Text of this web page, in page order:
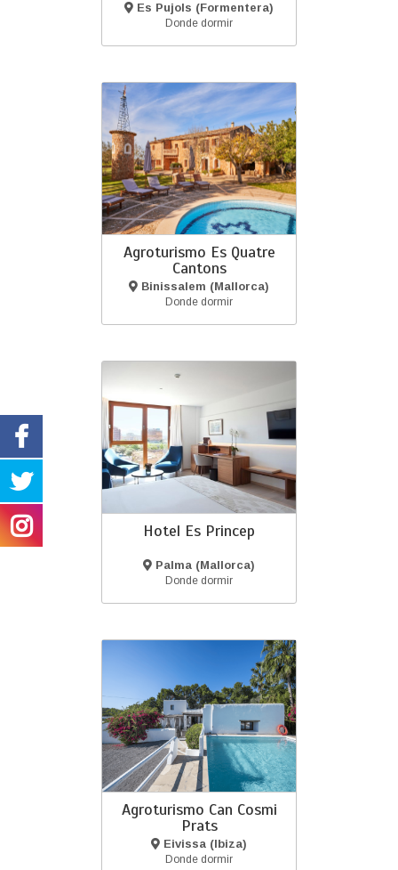
Es Pujols (Formentera)
Donde dormir
Agroturismo Es Quatre
Cantons
Binissalem (Mallorca)
Donde dormir
Hotel Es Princep
Palma (Mallorca)
Donde dormir
Agroturismo Can Cosmi
Prats
Eivissa (Ibiza)
Donde dormir